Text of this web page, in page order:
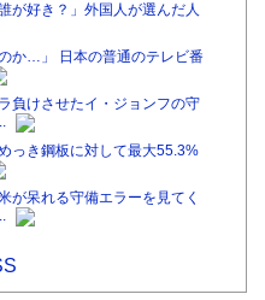
が好き？」外国人が選んだ人
か…」 日本の普通のテレビ番
負けさせたイ・ジョンフの守
っき鋼板に対して最大55.3%
が呆れる守備エラーを見てく